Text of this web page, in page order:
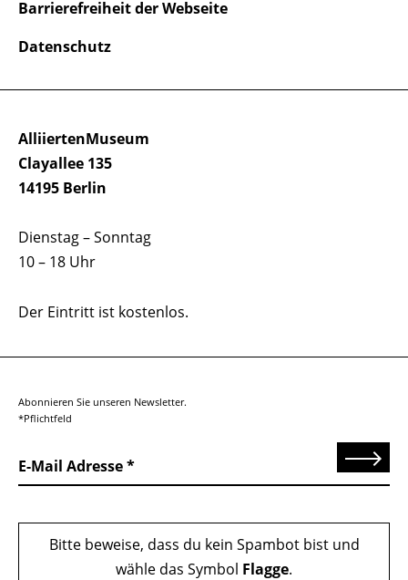
AlliiertenMuseum
Clayallee 135
14195 Berlin
Dienstag – Sonntag
10 – 18 Uhr
Der Eintritt ist kostenlos.
Barrierefreiheit der Webseite
Datenschutz
Abonnieren Sie unseren Newsletter.
*Pflichtfeld
E-Mail Adresse Senden
Bitte beweise, dass du kein Spambot bist und
wähle das Symbol Flagge.